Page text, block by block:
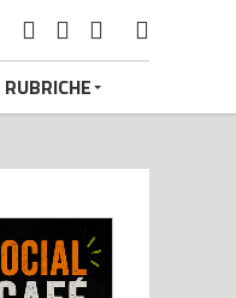
RUBRICHE